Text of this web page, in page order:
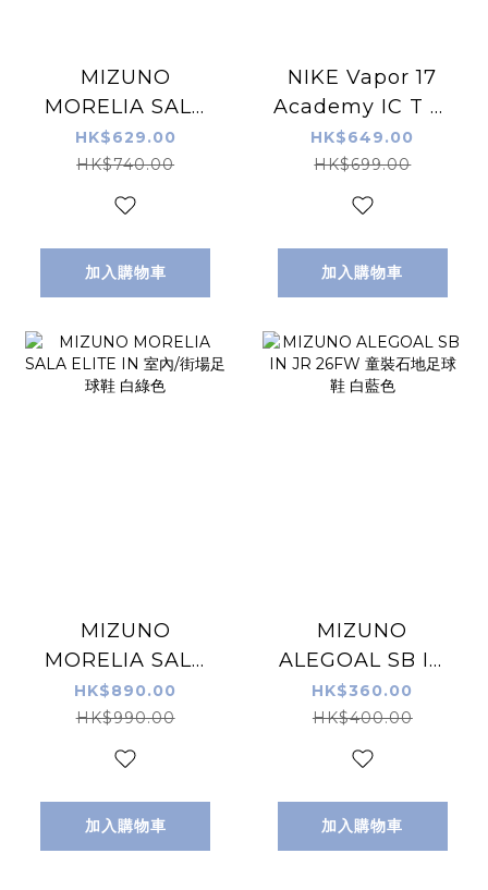
MIZUNO
MORELIA SALA
PRO IN 26SS - 白
黑色 - 室內/街場足
球鞋
HK$629.00
HK$740.00
加入購物車
NIKE Vapor 17
Academy IC T 室
内/街場足球鞋 白粉
色
HK$649.00
HK$699.00
加入購物車
MIZUNO
MORELIA SALA
ELITE IN 室內/街
場足球鞋 白綠色
HK$890.00
HK$990.00
加入購物車
MIZUNO
ALEGOAL SB IN
JR 26FW 童裝石
地足球鞋 白藍色
HK$360.00
HK$400.00
加入購物車